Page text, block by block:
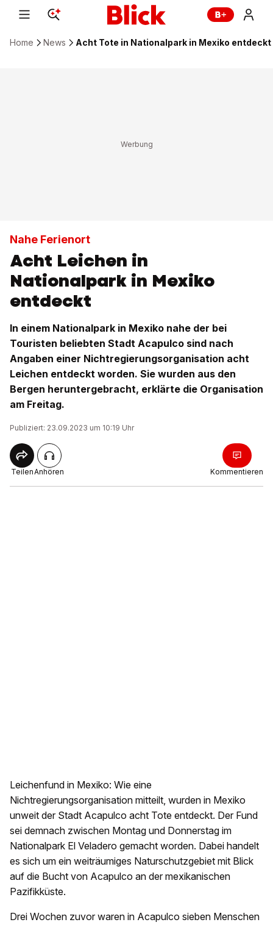
Home News Acht Tote in Nationalpark in Mexiko entdeckt
Nahe Ferienort
Acht Leichen in
Nationalpark in Mexiko
entdeckt
In einem Nationalpark in Mexiko nahe der bei
Touristen beliebten Stadt Acapulco sind nach
Angaben einer Nichtregierungsorganisation acht
Leichen entdeckt worden. Sie wurden aus den
Bergen heruntergebracht, erklärte die Organisation
am Freitag.
Publiziert: 23.09.2023 um 10:19 Uhr
TeilenAnhören Kommentieren
Leichenfund in Mexiko: Wie eine
Nichtregierungsorganisation mitteilt, wurden in Mexiko
unweit der Stadt Acapulco acht Tote entdeckt. Der Fund
sei demnach zwischen Montag und Donnerstag im
Nationalpark El Veladero gemacht worden. Dabei handelt
es sich um ein weiträumiges Naturschutzgebiet mit Blick
auf die Bucht von Acapulco an der mexikanischen
Pazifikküste.
Drei Wochen zuvor waren in Acapulco sieben Menschen